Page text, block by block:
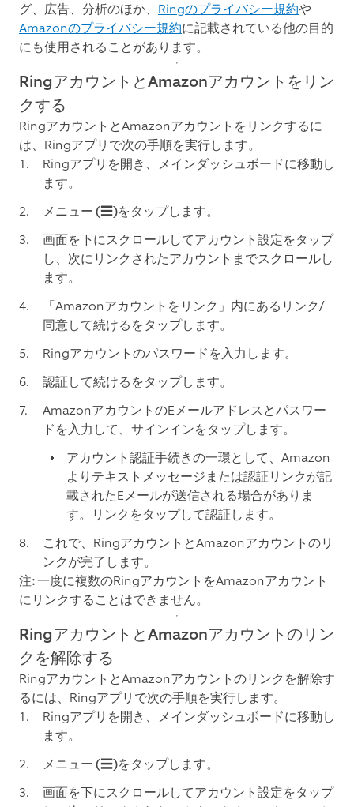
グ、広告、分析のほか、 Ringのプライバシー規約や
Amazonのプライバシー規約に記載されている他の目的
にも使用されることがあります。
RingアカウントとAmazonアカウントをリン
クする
RingアカウントとAmazonアカウントをリンクするに
は、Ringアプリで次の手順を実行します。
Ringアプリを開き、メインダッシュボードに移動し
ます。
メニュー (☰)をタップします。
画面を下にスクロールしてアカウント設定をタップ
し、次にリンクされたアカウント までスクロールし
ます。
「Amazonアカウントをリンク」内にある リンク/
同意して続けるをタップします。
Ringアカウントのパスワードを入力します。
認証して続けるをタップします。
AmazonアカウントのEメールアドレスとパスワー
ドを入力して、 サインインをタップします。
アカウント認証手続きの一環として、Amazon
よりテキストメッセージまたは認証リンクが記
載されたEメールが送信される場合がありま
す。リンクをタップして認証します。
これで、Ring‍アカウントとAmazon‍アカウントのリ
ンクが完了します。
注:一度に複数のRingアカウントをAmazonアカウント
にリンクすることはできません。
Ring‍アカウントとAmazon‍アカウントのリン
クを解除する
Ring‍アカウントとAmazon‍アカウントのリンクを解除す
るには、Ringアプリで次の手順を実行します。
Ringアプリを開き、メインダッシュボードに移動し
ます。
メニュー (☰)をタップします。
画面を下にスクロールしてアカウント設定をタップ